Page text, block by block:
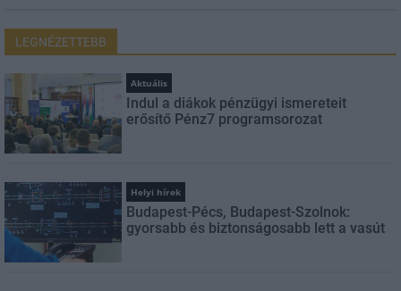
LEGNÉZETTEBB
Aktuális
Indul a diákok pénzügyi ismereteit
erősítő Pénz7 programsorozat
Helyi hírek
Budapest-Pécs, Budapest-Szolnok:
gyorsabb és biztonságosabb lett a vasút